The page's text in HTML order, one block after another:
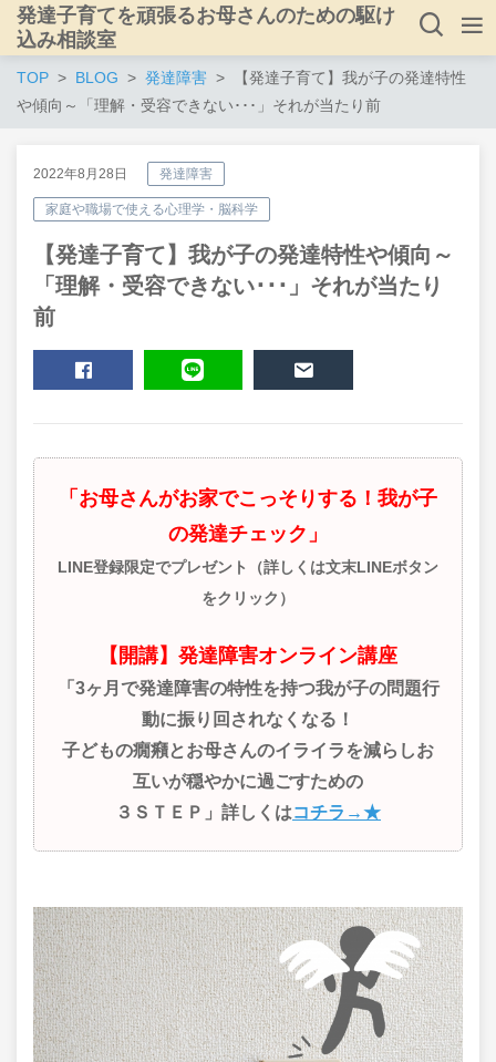
発達子育てを頑張るお母さんのための駆け
込み相談室
TOP BLOG 発達障害
【発達子育て】我が子の発達特性
や傾向～「理解・受容できない･･･」それが当たり前
2022年8月28日 発達障害
家庭や職場で使える心理学・脳科学
【発達子育て】我が子の発達特性や傾向～
「理解・受容できない･･･」それが当たり
前
「お母さんがお家でこっそりする！我が子
の発達チェック」
LINE登録限定でプレゼント（詳しくは文末LINEボタン
をクリック）
【開講】発達障害オンライン講座
「3ヶ月で発達障害の特性を持つ我が子の問題行
動に振り回されなくなる！
子どもの癇癪とお母さんのイライラを減らしお
互いが穏やかに過ごすための
３ＳＴＥＰ」詳しくはコチラ→★